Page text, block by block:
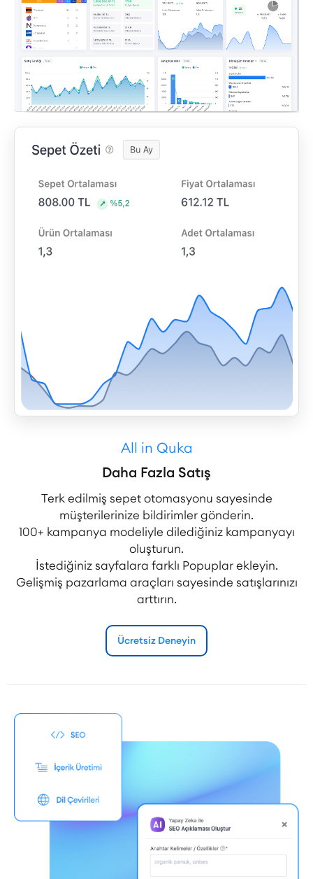
All in Quka
Daha Fazla Satış
Terk edilmiş sepet otomasyonu sayesinde
müşterilerinize bildirimler gönderin.
100+ kampanya modeliyle dilediğiniz kampanyayı
oluşturun.
İstediğiniz sayfalara farklı Popuplar ekleyin.
Gelişmiş pazarlama araçları sayesinde satışlarınızı
arttırın.
Ücretsiz Deneyin